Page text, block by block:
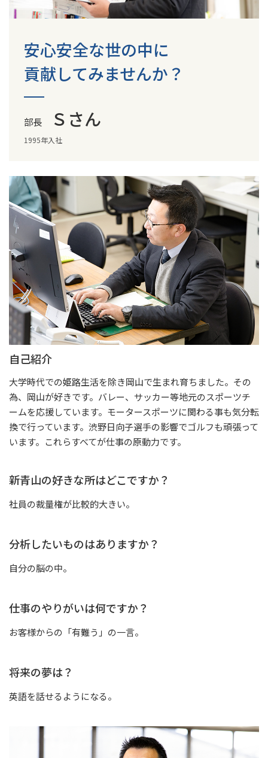
安心安全な世の中に
貢献してみませんか？
部長 Ｓさん
1995年入社
自己紹介
大学時代での姫路生活を除き岡山で生まれ育ちました。その
為、岡山が好きです。バレー、サッカー等地元のスポーツチ
ームを応援しています。モータースポーツに関わる事も気分転
換で行っています。渋野日向子選手の影響でゴルフも頑張って
います。これらすべてが仕事の原動力です。
新青山の好きな所はどこですか？
社員の裁量権が比較的大きい。
分析したいものはありますか？
自分の脳の中。
仕事のやりがいは何ですか？
お客様からの「有難う」の一言。
将来の夢は？
英語を話せるようになる。